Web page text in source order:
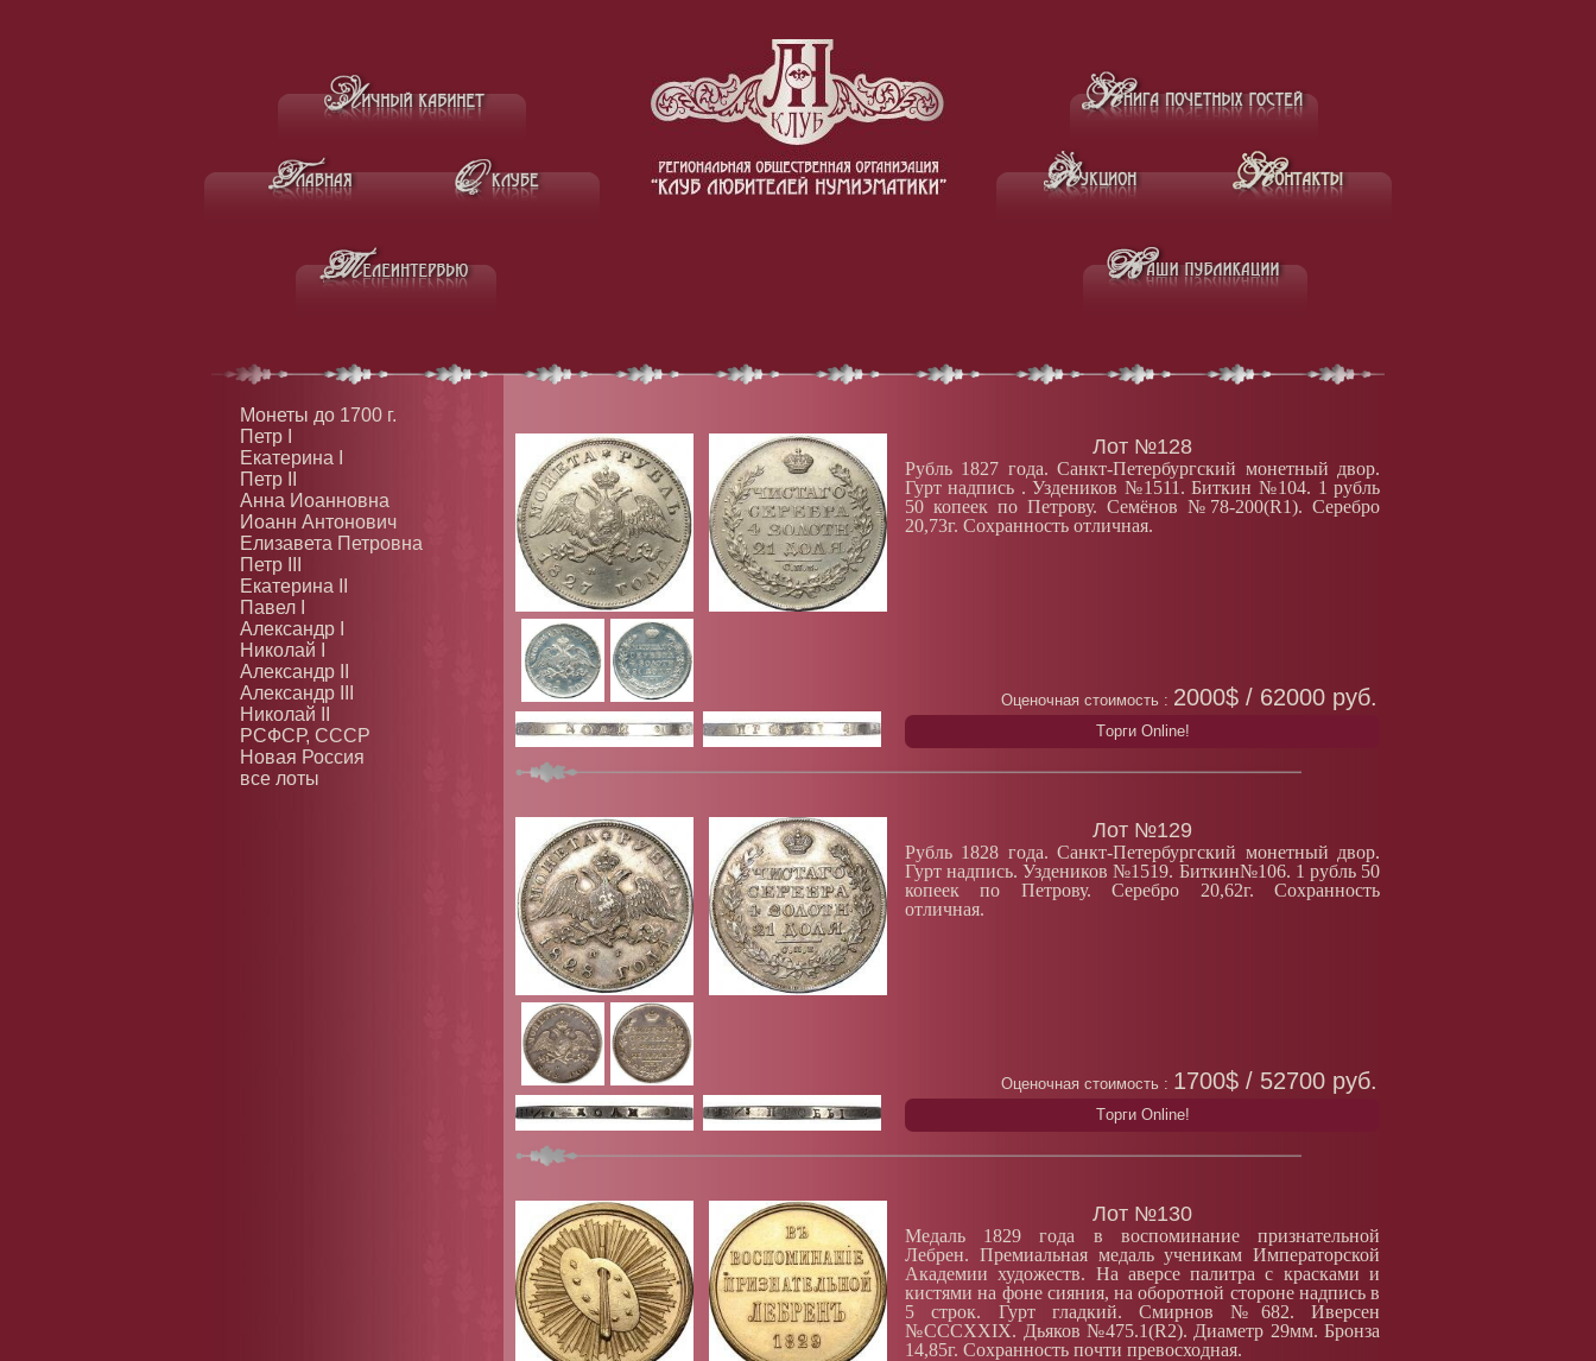
Монеты до 1700 г.
Петр I
Екатерина I
Петр II
Анна Иоанновна
Иоанн Антонович
Елизавета Петровна
Петр III
Екатерина II
Павел I
Александр I
Николай I
Александр II
Александр III
Николай II
РСФСР, СССР
Новая Россия
все лоты
Лот №128
Рубль 1827 года. Санкт-Петербургский монетный двор.
Гурт надпись . Уздеников №1511. Биткин №104. 1 рубль
50 копеек по Петрову. Семёнов №78-200(R1). Серебро
20,73г. Сохранность отличная.
Оценочная стоимость : 2000$ / 62000 руб.
Tорги Online!
Лот №129
Рубль 1828 года. Санкт-Петербургский монетный двор.
Гурт надпись. Уздеников №1519. Биткин№106. 1 рубль 50
копеек по Петрову. Серебро 20,62г. Сохранность
отличная.
Оценочная стоимость : 1700$ / 52700 руб.
Tорги Online!
Лот №130
Медаль 1829 года в воспоминание признательной
Лебрен. Премиальная медаль ученикам Императорской
Академии художеств. На аверсе палитра с красками и
кистями на фоне сияния, на оборотной стороне надпись в
5 строк. Гурт гладкий. Смирнов №682. Иверсен
№CCCXXIX. Дьяков №475.1(R2). Диаметр 29мм. Бронза
14,85г. Сохранность почти превосходная.